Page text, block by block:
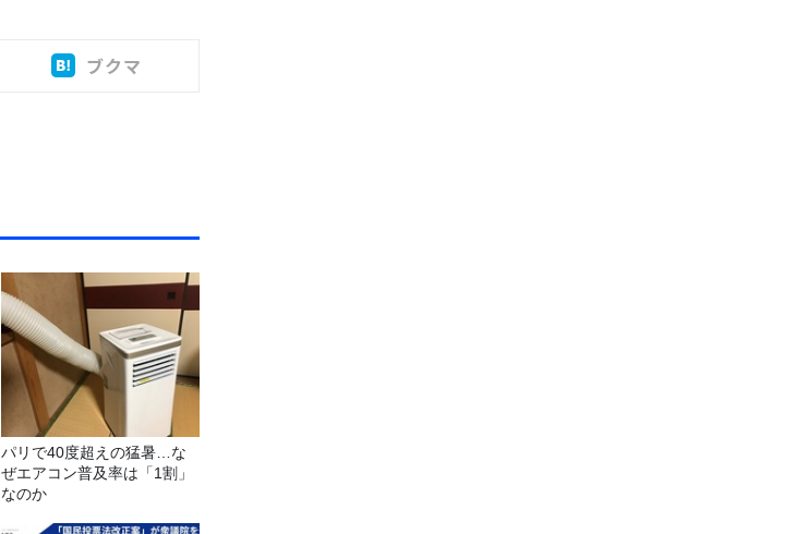
ブクマ
パリで40度超えの猛暑…な
ぜエアコン普及率は「1割」
なのか